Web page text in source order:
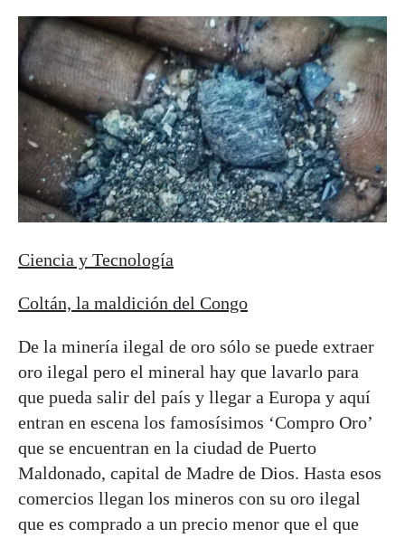
Ciencia y Tecnología
Coltán, la maldición del Congo
De la minería ilegal de oro sólo se puede extraer
oro ilegal pero el mineral hay que lavarlo para
que pueda salir del país y llegar a Europa y aquí
entran en escena los famosísimos ‘Compro Oro’
que se encuentran en la ciudad de Puerto
Maldonado, capital de Madre de Dios. Hasta esos
comercios llegan los mineros con su oro ilegal
que es comprado a un precio menor que el que